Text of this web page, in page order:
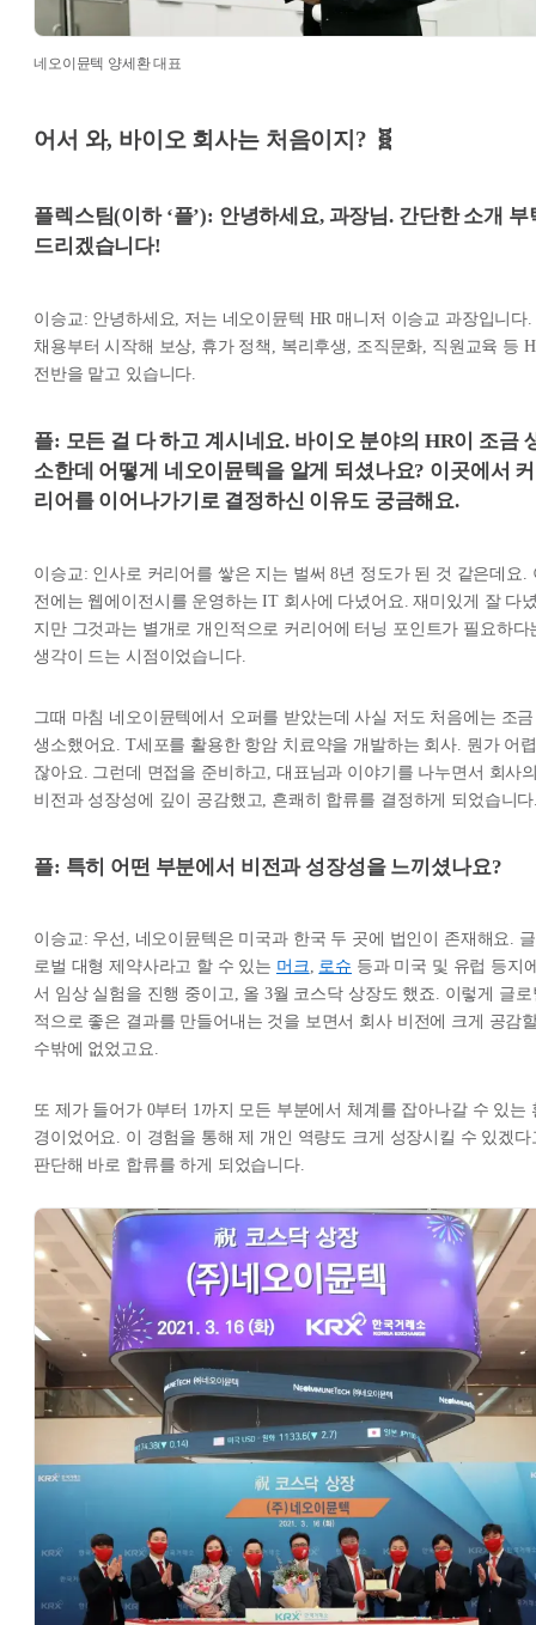
네오이뮨텍 양세환 대표
어서 와, 바이오 회사는 처음이지? 🧬
플렉스팀(이하 ‘플’): 안녕하세요, 과장님. 간단한 소개 부
드리겠습니다!
이승교: 안녕하세요, 저는 네오이뮨텍 HR 매니저 이승교 과장입니다.
채용부터 시작해 보상, 휴가 정책, 복리후생, 조직문화, 직원교육 등
전반을 맡고 있습니다.
플: 모든 걸 다 하고 계시네요. 바이오 분야의 HR이 조금
소한데 어떻게 네오이뮨텍을 알게 되셨나요? 이곳에서 커
리어를 이어나가기로 결정하신 이유도 궁금해요.
이승교: 인사로 커리어를 쌓은 지는 벌써 8년 정도가 된 것 같은데요.
전에는 웹에이전시를 운영하는 IT 회사에 다녔어요. 재미있게 잘 다
지만 그것과는 별개로 개인적으로 커리어에 터닝 포인트가 필요하다
생각이 드는 시점이었습니다.
그때 마침 네오이뮨텍에서 오퍼를 받았는데 사실 저도 처음에는 조금
생소했어요. T세포를 활용한 항암 치료약을 개발하는 회사. 뭔가 어렵
잖아요. 그런데 면접을 준비하고, 대표님과 이야기를 나누면서 회사
비전과 성장성에 깊이 공감했고, 흔쾌히 합류를 결정하게 되었습니
플: 특히 어떤 부분에서 비전과 성장성을 느끼셨나요?
이승교: 우선, 네오이뮨텍은 미국과 한국 두 곳에 법인이 존재해요. 글
로벌 대형 제약사라고 할 수 있는 머크, 로슈 등과 미국 및 유럽 등지
서 임상 실험을 진행 중이고, 올 3월 코스닥 상장도 했죠. 이렇게 글로
적으로 좋은 결과를 만들어내는 것을 보면서 회사 비전에 크게 공감
수밖에 없었고요.
또 제가 들어가 0부터 1까지 모든 부분에서 체계를 잡아나갈 수 있는
경이었어요. 이 경험을 통해 제 개인 역량도 크게 성장시킬 수 있겠다
판단해 바로 합류를 하게 되었습니다.